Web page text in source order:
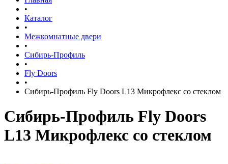
•
Каталог
•
Межкомнатные двери
•
Сибирь-Профиль
•
Fly Doors
•
Сибирь-Профиль Fly Doors L13 Микрофлекс со стеклом
Сибирь-Профиль Fly Doors
L13 Микрофлекс со стеклом